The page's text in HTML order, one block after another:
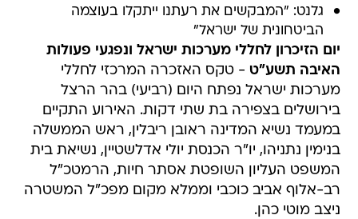
גלנט: "המבקשים את רעתנו ייתקלו בעוצמה
הביטחונית של ישראל"
יום הזיכרון לחללי מערכות ישראל ונפגעי פעולות
האיבה תשע"ט - טקס האזכרה המרכזי לחללי
מערכות ישראל נפתח היום (רביעי) בהר הרצל
בירושלים בצפירה בת שתי דקות. האירוע התקיים
במעמד נשיא המדינה ראובן ריבלין, ראש הממשלה
בנימין נתניהו, יו"ר הכנסת יולי אדלשטיין, נשיאת בית
המשפט העליון השופטת אסתר חיות, הרמטכ"ל
רב-אלוף אביב כוכבי וממלא מקום מפכ"ל המשטרה
ניצב מוטי כהן.